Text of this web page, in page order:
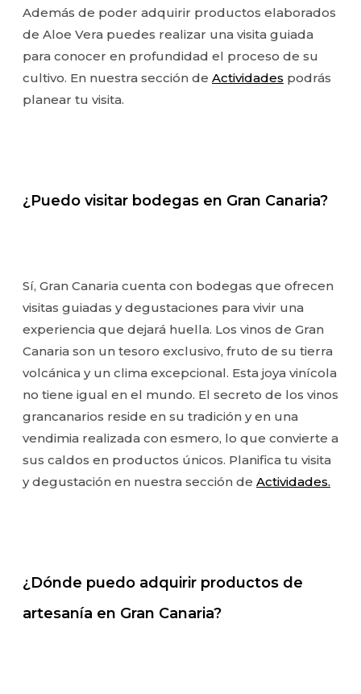
Además de poder adquirir productos elaborados
de Aloe Vera puedes realizar una visita guiada
para conocer en profundidad el proceso de su
cultivo. En nuestra sección de Actividades podrás
planear tu visita.
¿Puedo visitar bodegas en Gran Canaria?
Sí, Gran Canaria cuenta con bodegas que ofrecen
visitas guiadas y degustaciones para vivir una
experiencia que dejará huella. Los vinos de Gran
Canaria son un tesoro exclusivo, fruto de su tierra
volcánica y un clima excepcional. Esta joya vinícola
no tiene igual en el mundo. El secreto de los vinos
grancanarios reside en su tradición y en una
vendimia realizada con esmero, lo que convierte a
sus caldos en productos únicos. Planifica tu visita
y degustación en nuestra sección de Actividades.
¿Dónde puedo adquirir productos de
artesanía en Gran Canaria?